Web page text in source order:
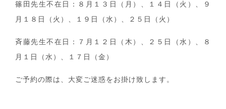
篠田先生不在日：８月１３日（月）、１４日（火）、９
月１８日（火）、１９日（水）、２５日（火）
斉藤先生不在日：７月１２日（木）、２５日（水）、８
月１日（水）、１７日（金）
ご予約の際は、大変ご迷惑をお掛け致します。